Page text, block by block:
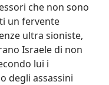
che non sono
un fervente
ultra sioniste,
Israele di non
lui i
degli assassini